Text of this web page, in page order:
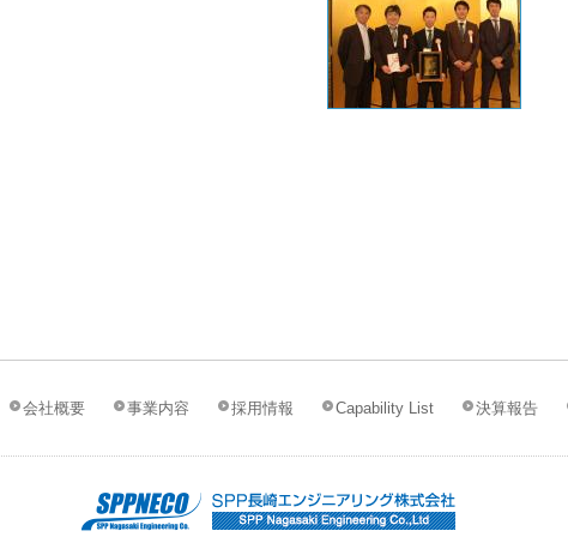
会社概要 事業内容 採用情報 Capability List 決算報告